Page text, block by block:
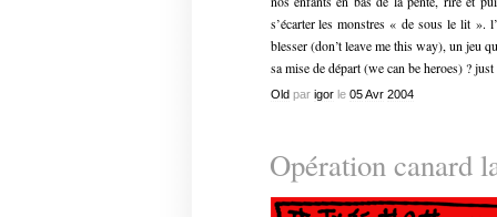
s’écarter les monstres « de sous le lit ».
blesser (don’t leave me this way), un jeu
sa mise de départ (we can be heroes) ?
Oldpar igorle 05 Avr 2004
Opération canard